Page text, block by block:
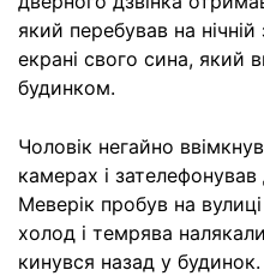
який перебував на нічній
екрані свого сина, який
будинком.
Чоловік негайно
камерах і
Меверік пробув на
холод і темрява
кинувся назад у будинок.